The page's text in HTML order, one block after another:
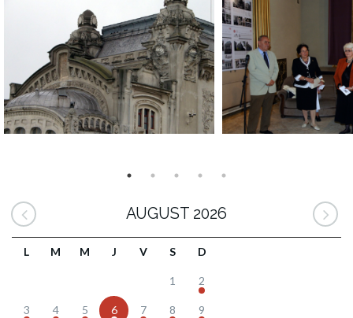
AUGUST 2026
L M M J V S D
1 2
3 4 5 6 7 8 9